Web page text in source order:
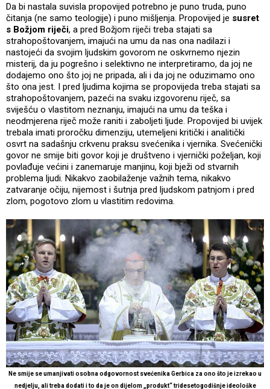
Da bi nastala suvisla propovijed potrebno je puno truda, puno
čitanja (ne samo teologije) i puno mišljenja. Propovijed je susret
s Božjom riječi, a pred Božjom riječi treba stajati sa
strahopoštovanjem, imajući na umu da nas ona nadilazi i
nastojeći da svojim ljudskim govorom ne oskvrnemo njezin
misterij, da ju pogrešno i selektivno ne interpretiramo, da joj ne
dodajemo ono što joj ne pripada, ali i da joj ne oduzimamo ono
što ona jest. I pred ljudima kojima se propovijeda treba stajati sa
strahopoštovanjem, pazeći na svaku izgovorenu riječ, sa
sviješću o vlastitom neznanju, imajući na umu da teška i
neodmjerena riječ može raniti i zaboljeti ljude. Propovijed bi uvijek
trebala imati proročku dimenziju, utemeljeni kritički i analitički
osvrt na sadašnju crkvenu praksu svećenika i vjernika. Svećenički
govor ne smije biti govor koji je društveno i vjernički poželjan, koji
povlađuje većini i zanemaruje manjinu, koji bježi od stvarnih
problema ljudi. Nikakvo zaobilaženje važnih tema, nikakvo
zatvaranje očiju, nijemost i šutnja pred ljudskom patnjom i pred
zlom, pogotovo zlom u vlastitim redovima.
Ne smije se umanjivati osobna odgovornost svećenika Gerbica za ono što je izrekao u
nedjelju, ali treba dodati i to da je on dijelom „produkt“ tridesetogodišnje ideološke